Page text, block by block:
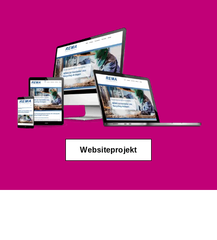
Websiteprojekt